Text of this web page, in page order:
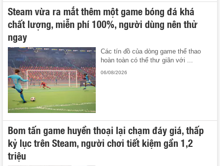
Steam vừa ra mắt thêm một game bóng đá khá
chất lượng, miễn phí 100%, người dùng nên thử
ngay
Các tín đồ của dòng game thể thao
hoàn toàn có thể thư giãn với ...
06/08/2026
Bom tấn game huyền thoại lại chạm đáy giá, thấp
kỷ lục trên Steam, người chơi tiết kiệm gần 1,2
triệu